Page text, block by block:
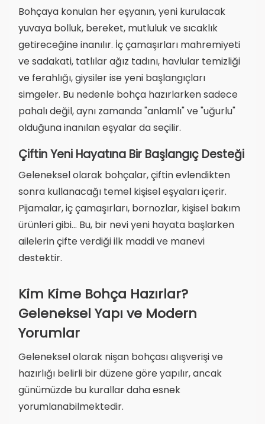
Bohçaya konulan her eşyanın, yeni kurulacak
yuvaya bolluk, bereket, mutluluk ve sıcaklık
getireceğine inanılır. İç çamaşırları mahremiyeti
ve sadakati, tatlılar ağız tadını, havlular temizliği
ve ferahlığı, giysiler ise yeni başlangıçları
simgeler. Bu nedenle bohça hazırlarken sadece
pahalı değil, aynı zamanda "anlamlı" ve "uğurlu"
olduğuna inanılan eşyalar da seçilir.
Çiftin Yeni Hayatına Bir Başlangıç Desteği
Geleneksel olarak bohçalar, çiftin evlendikten
sonra kullanacağı temel kişisel eşyaları içerir.
Pijamalar, iç çamaşırları, bornozlar, kişisel bakım
ürünleri gibi... Bu, bir nevi yeni hayata başlarken
ailelerin çifte verdiği ilk maddi ve manevi
destektir.
Kim Kime Bohça Hazırlar?
Geleneksel Yapı ve Modern
Yorumlar
Geleneksel olarak nişan bohçası alışverişi ve
hazırlığı belirli bir düzene göre yapılır, ancak
günümüzde bu kurallar daha esnek
yorumlanabilmektedir.